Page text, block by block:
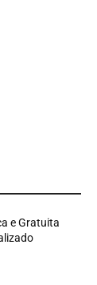
e Gratuita